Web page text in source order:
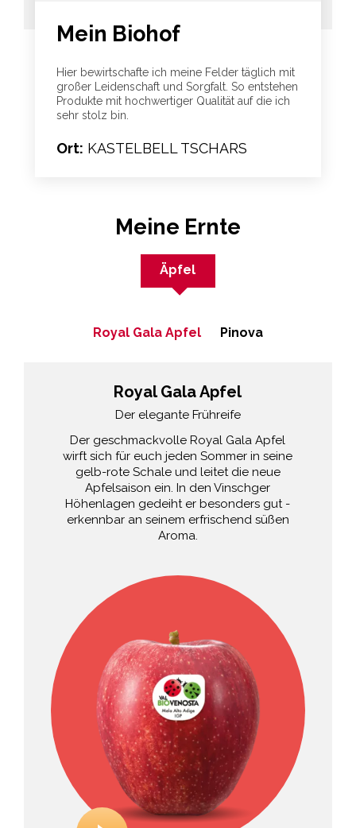
Mein Biohof
Hier bewirtschafte ich meine Felder täglich mit
großer Leidenschaft und Sorgfalt. So entstehen
Produkte mit hochwertiger Qualität auf die ich
sehr stolz bin.
Ort: KASTELBELL TSCHARS
Meine Ernte
Royal Gala Apfel
Der elegante Frühreife
Der geschmackvolle Royal Gala Apfel
wirft sich für euch jeden Sommer in seine
gelb-rote Schale und leitet die neue
Apfelsaison ein. In den Vinschger
Höhenlagen gedeiht er besonders gut -
erkennbar an seinem erfrischend süßen
Aroma.
Royal Gala Apfel Pinova
Äpfel